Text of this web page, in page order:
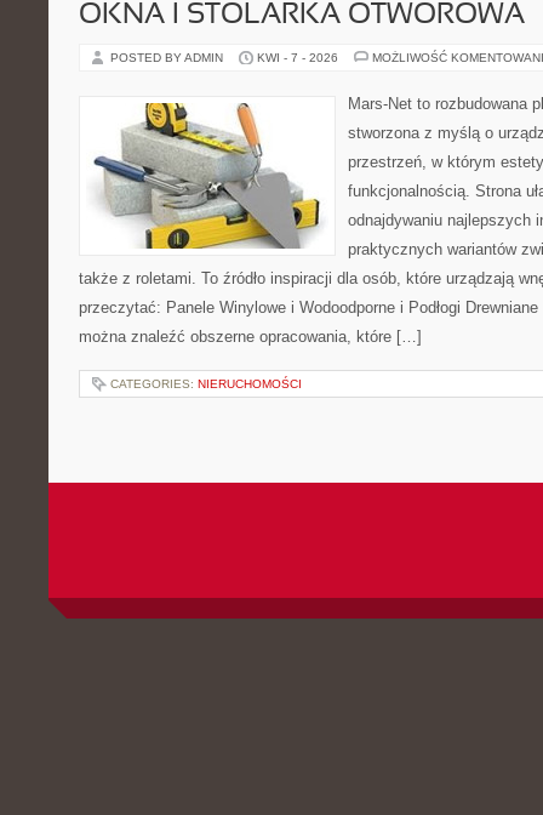
OKNA I STOLARKA OTWOROWA
POSTED BY ADMIN KWI - 7 - 2026 MOŻLIWOŚĆ
Mars-Net to rozbudowana
stworzona z myślą o
przestrzeń, w którym
funkcjonalnością. Strona
odnajdywaniu najlepszych
praktycznych wariantów
także z roletami. To źródło inspiracji dla osób, które urządzają
przeczytać: Panele Winylowe i Wodoodporne i Podłogi
można znaleźć obszerne opracowania, które […]
CATEGORIES: NIERUCHOMOŚCI